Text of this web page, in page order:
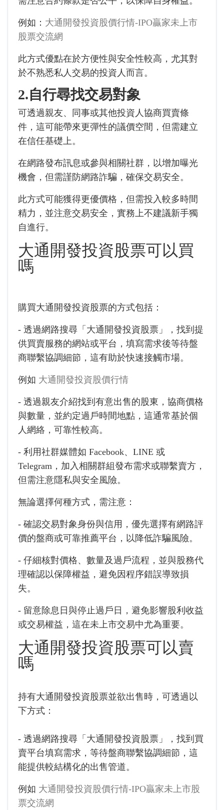
例如： 大通開發投資股價行情-IPO贏家未上市
股票交流網
此方式優點在於方便性與安全性較高，尤其對
於不熟悉私人交易的投資人而言。
2.自行尋找交易對象
可透過親友、同事或其他投資人協商買賣條
件，這可能帶來更彈性的議價空間，但需建立
在信任基礎上。
在網路發布訊息或參與相關社群，以增加曝光
機會，但需謹防網路詐騙，確保交易安全。
此方式可能獲得更優價格，但需投入較多時間
精力，並注意交易安全，實務上不建議新手獨
自進行。
大通開發投資股票可以買
嗎
購買大通開發投資股票的方式包括：
- 透過網路搜尋「大通開發投資股票」，找到提
供買賣服務的網站或平台，填寫需求後等待盤
商聯繫協調細節，這有助於快速接觸市場。
例如 大通開發投資股價行情
- 透過親友介紹找到有意出售的股東，協商價格
與數量，並約定過戶時間地點，這通常基於個
人網絡，可靠性較高。
- 利用社群媒體如 Facebook、LINE 或
Telegram，加入相關群組發布需求或聯繫賣方，
但需注意隱私與安全風險。
無論選擇何種方式，需注意：
- 確認交易對象身份與信用，優先選擇有網路評
價的盤商或可靠推薦平台，以降低詐騙風險。
- 仔細核對價格、數量及過戶流程，並與股務代
理確認以保障權益，避免因程序錯誤導致損
失。
- 留意除息日與停止過戶日，避免影響股利收益
或交易權益，這在未上市交易中尤為重要。
大通開發投資股票可以賣
嗎
持有大通開發投資股票並欲出售時，可透過以
下方式：
- 透過網路搜尋「大通開發投資股票」，找到買
賣平台填寫需求，等待盤商聯繫協調細節，這
能提供較結構化的出售管道。
例如 大通開發投資股價行情-IPO贏家未上市股
票交流網